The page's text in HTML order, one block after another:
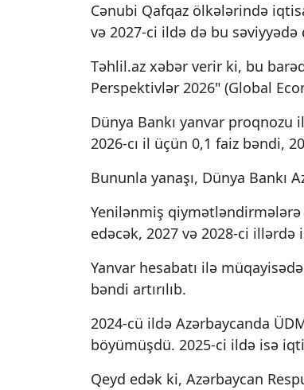
Cənubi Qafqaz ölkələrində
və 2027-ci ildə də bu səviyyədə
Təhlil.az xəbər verir ki, bu
Perspektivlər 2026" (Global
Dünya Bankı yanvar
2026-cı il üçün 0,1 faiz bəndi,
Bununla yanaşı, Dünya Bankı
Yenilənmiş qiymətləndirmələrə
edəcək, 2027 və 2028-ci illərdə
Yanvar hesabatı ilə
bəndi artırılıb.
2024-cü ildə Azərbaycanda
böyümüşdü. 2025-ci ildə isə
Qeyd edək ki, Azərbaycan